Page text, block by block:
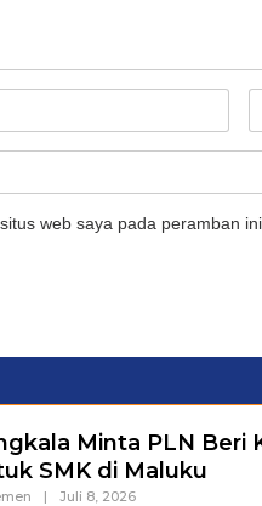
web saya pada peramban
Minta PLN Beri
SMK di Maluku
| Juli 8, 2026